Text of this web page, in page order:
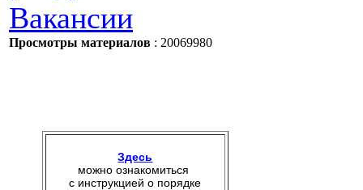
Вакансии
Просмотры материалов : 20069980
Здесь
можно ознакомиться
с инструкцией о порядке